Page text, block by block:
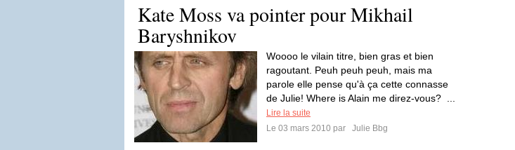
Kate Moss va pointer pour Mikhail
Baryshnikov
Woooo le vilain titre, bien gras et bien
ragoutant. Peuh peuh peuh, mais ma
parole elle pense qu'à ça cette connasse
de Julie! Where is Alain me direz-vous? ...
Lire la suite
Le 03 mars 2010 par
Julie Bbg